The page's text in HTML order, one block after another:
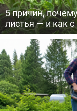
5 причин,
листья — и как